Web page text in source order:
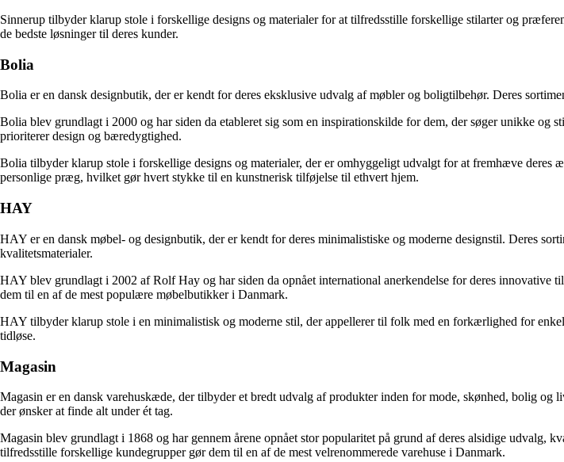
Sinnerup tilbyder klarup stole i forskellige designs og materialer for at tilfredsstille forskellige stilarter og
de bedste løsninger til deres kunder.
Bolia
Bolia er en dansk designbutik, der er kendt for deres eksklusive udvalg af møbler og boligtilbehør. Deres
Bolia blev grundlagt i 2000 og har siden da etableret sig som en inspirationskilde for dem, der søger unikke
prioriterer design og bæredygtighed.
Bolia tilbyder klarup stole i forskellige designs og materialer, der er omhyggeligt udvalgt for at fremhæve deres
personlige præg, hvilket gør hvert stykke til en kunstnerisk tilføjelse til ethvert hjem.
HAY
HAY er en dansk møbel- og designbutik, der er kendt for deres minimalistiske og moderne designstil. Deres
kvalitetsmaterialer.
HAY blev grundlagt i 2002 af Rolf Hay og har siden da opnået international anerkendelse for deres
dem til en af de mest populære møbelbutikker i Danmark.
HAY tilbyder klarup stole i en minimalistisk og moderne stil, der appellerer til folk med en forkærlighed for
tidløse.
Magasin
Magasin er en dansk varehuskæde, der tilbyder et bredt udvalg af produkter inden for mode, skønhed, bolig
der ønsker at finde alt under ét tag.
Magasin blev grundlagt i 1868 og har gennem årene opnået stor popularitet på grund af deres alsidige udvalg,
tilfredsstille forskellige kundegrupper gør dem til en af de mest velrenommerede varehuse i Danmark.